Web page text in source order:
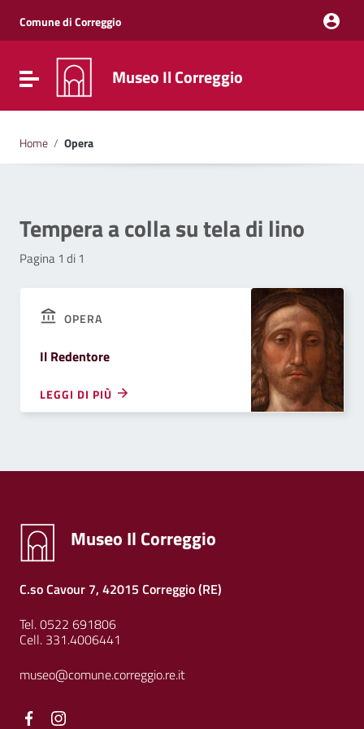
Vai al menu di navigazione
Vai al footer
Comune di Correggio
Attiva / disattiva la navigazione
Museo Il Correggio
Home / Opera
Tempera a colla su tela di lino
Pagina 1 di 1
OPERA
Il Redentore
LEGGI DI PIÙ
Museo Il Correggio
C.so Cavour 7, 42015 Correggio (RE)
Tel. 0522 691806
Cell. 331.4006441
museo@comune.correggio.re.it
Facebook